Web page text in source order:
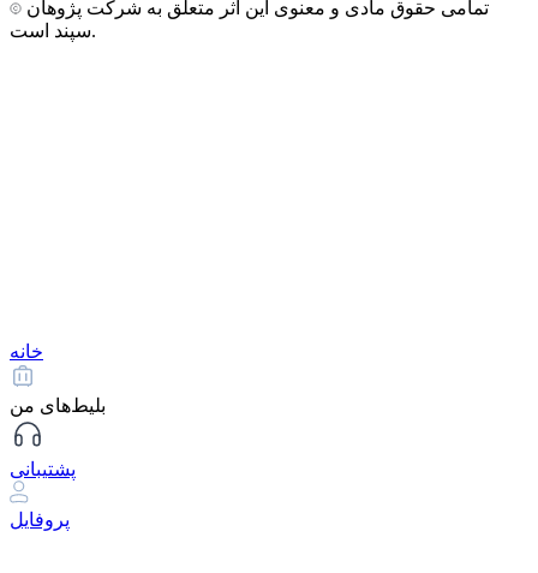
سپند است.
خانه
بلیط‌های من
پشتیبانی
پروفایل